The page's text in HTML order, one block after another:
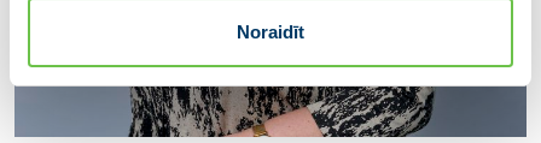
Noraidīt